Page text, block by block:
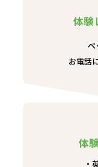
体験
ペ
お電話
体